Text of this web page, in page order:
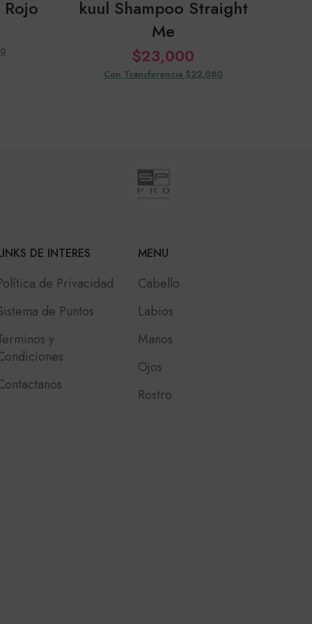
kuul Shampoo Straight
Me
$23,000
Con Transferencia $22,080
DE INTERES
de Privacidad
de Puntos
y
MENU
Cabello
Labios
Manos
Ojos
Rostro